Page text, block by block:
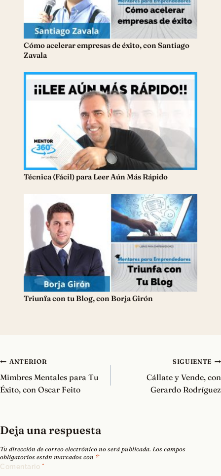
Cómo acelerar empresas de éxito, con Santiago
Zavala
Técnica (Fácil) para Leer Aún Más Rápido
Triunfa con tu Blog, con Borja Girón
Navegación
de
entradas
ANTERIOR
Mimbres Mentales para Tu
Éxito, con Oscar Feito
SIGUIENTE
Cállate y Vende, con
Gerardo Rodríguez
Deja una respuesta
Tu dirección de correo electrónico no será publicada. Los campos
obligatorios están marcados con *
Comentario *